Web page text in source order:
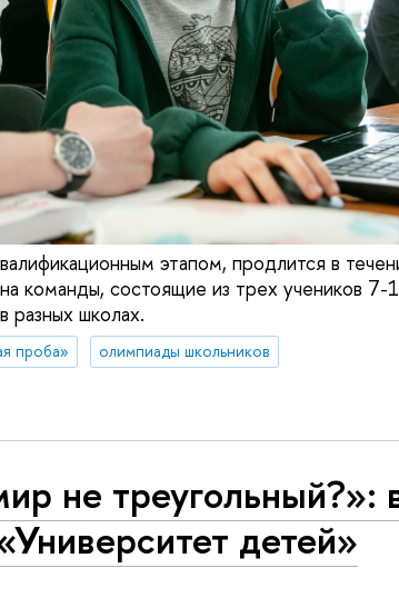
этапом, продлится в
команды, состоящие из трех учеников 7-
разных школах.
проба»
олимпиады школьников
не треугольный?»:
детей»